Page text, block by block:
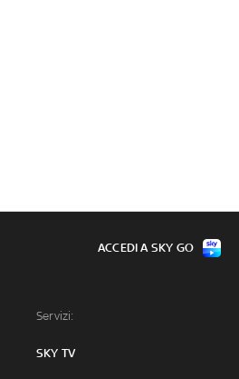
Servizi:
SKY TV
ACCEDI A SKY GO